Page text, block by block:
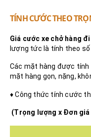
TÍNH CƯỚC THEO
Giá cước xe chở hàng đi
lượng tức là tính theo số
Các mặt hàng được
mặt hàng gọn, nặng,
♦ Công thức tính cước
(Trọng lượng x Đơn giá